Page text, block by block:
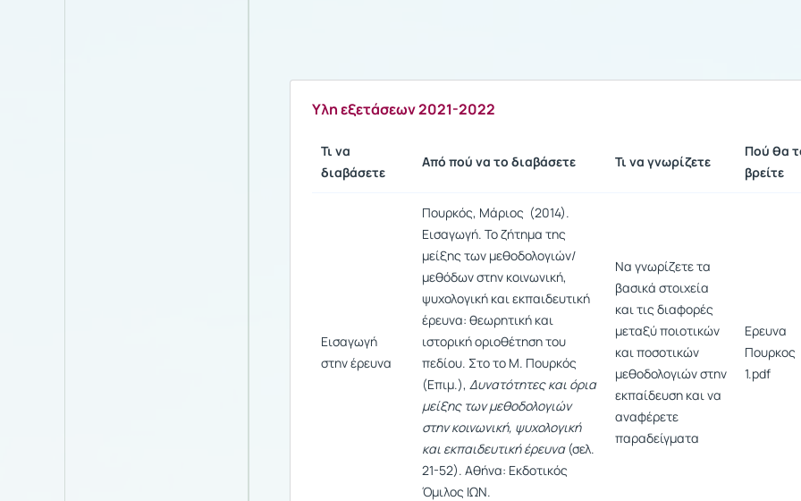
Υλη εξετάσεων 2021-2022
Τι να
διαβάσετε
Από πού να το διαβάσετε Τι να γνωρίζετε
Πού θα
βρείτε
Εισαγωγή
στην έρευνα
Πουρκός, Μάριος (2014).
Εισαγωγή. Το ζήτημα της
μείξης των μεθοδολογιών/
μεθόδων στην κοινωνική,
ψυχολογική και εκπαιδευτική
έρευνα: θεωρητική και
ιστορική οριοθέτηση του
πεδίου. Στο το Μ. Πουρκός
(Επιμ.), Δυνατότητες και όρια
μείξης των μεθοδολογιών
στην κοινωνική, ψυχολογική
και εκπαιδευτική έρευνα (σελ.
21-52). Αθήνα: Εκδοτικός
Όμιλος ΙΩΝ.
Να γνωρίζετε τα
βασικά στοιχεία
και τις διαφορές
μεταξύ ποιοτικών
και ποσοτικών
μεθοδολογιών στην
εκπαίδευση και να
αναφέρετε
παραδείγματα
Ερευνα
Πουρκος
1.pdf